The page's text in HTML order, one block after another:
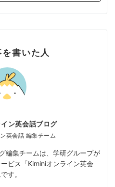
書いた人
ン英会話ブログ
英会話 編集チーム
編集チームは、学研グループが
ビス「Kiminiオンライン英会
す。